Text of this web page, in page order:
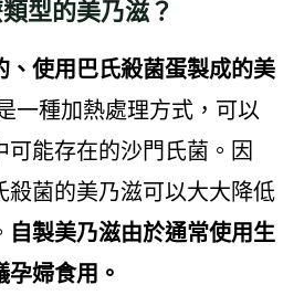
型的美乃滋？
、使用巴氏殺菌蛋製成的美
一種加熱處理方式，可以
可能存在的沙門氏菌。因
殺菌的美乃滋可以大大降低
自製美乃滋由於通常使用生
婦食用。